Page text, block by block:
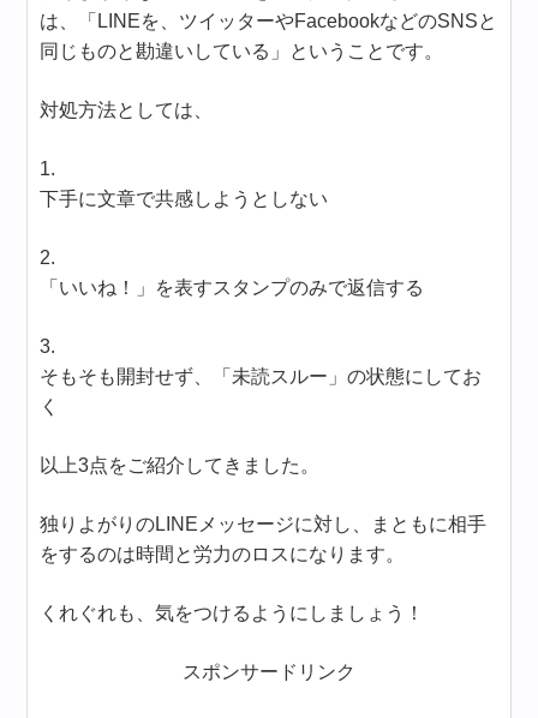
は、「LINEを、ツイッターやFacebookなどのSNSと
同じものと勘違いしている」ということです。
対処方法としては、
1.
下手に文章で共感しようとしない
2.
「いいね！」を表すスタンプのみで返信する
3.
そもそも開封せず、「未読スルー」の状態にしてお
く
以上3点をご紹介してきました。
独りよがりのLINEメッセージに対し、まともに相手
をするのは時間と労力のロスになります。
くれぐれも、気をつけるようにしましょう！
スポンサードリンク